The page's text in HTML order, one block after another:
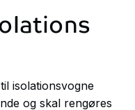
isolationsvogne
og skal rengøres